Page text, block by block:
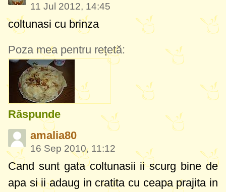
11 Jul 2012, 14:45
coltunasi cu brinza
Poza mea pentru rețetă:
Răspunde
amalia80
16 Sep 2010, 11:12
Cand sunt gata coltunasii ii scurg bine de
apa si ii adaug in cratita cu ceapa prajita in